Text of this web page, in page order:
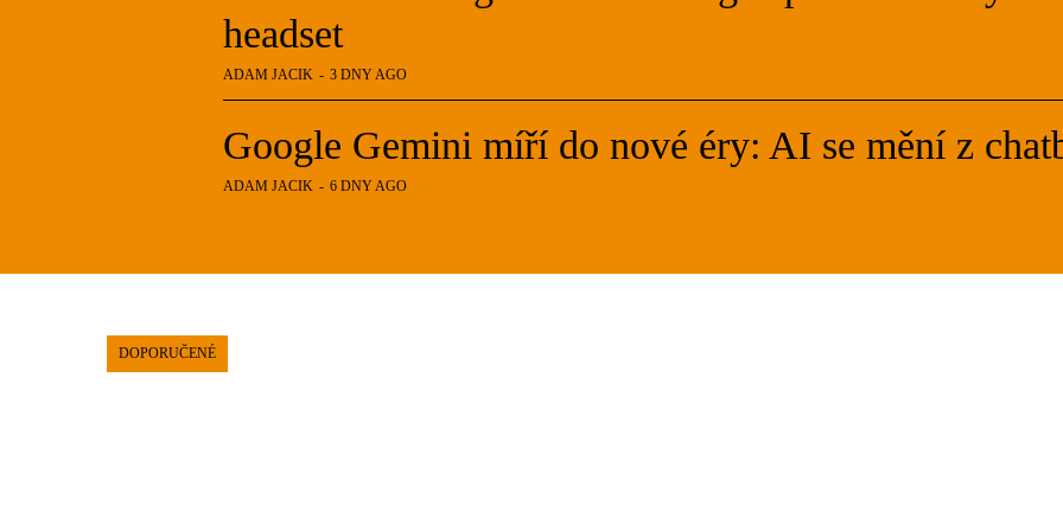
headset
ADAM JACIK - 3 DNY AGO
Google Gemini míří do nové éry: AI se mění z
ADAM JACIK - 6 DNY AGO
DOPORUČENÉ